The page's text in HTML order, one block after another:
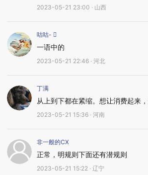
2023-05-21 23:00 · 山西
咕咕- 
一语中的
2023-05-21 22:46 · 河北
丁满
从上到下都在紧缩。想让消费起来
2023-05-21 15:36 · 河南
非一般的CX
正常，明规则下面还有潜规则
2023-05-21 15:22 · 辽宁